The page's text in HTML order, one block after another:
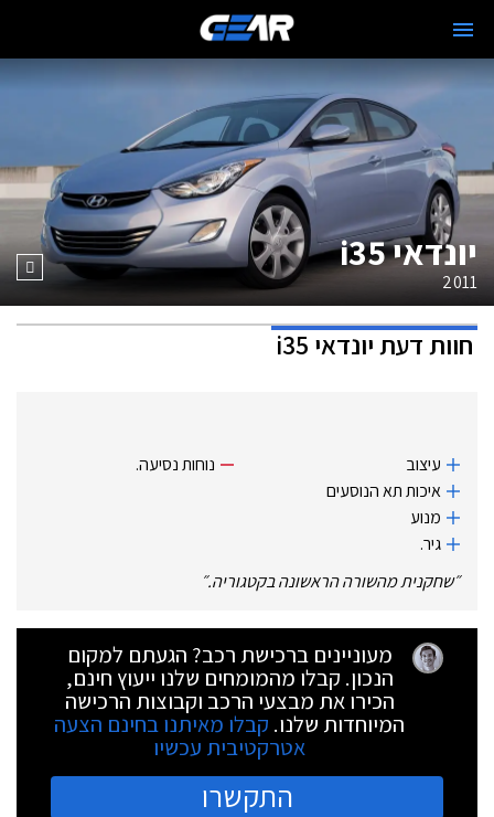
יונדאי i35
2011
חוות דעתיונדאי i35
עיצוב
איכות תא הנוסעים
מנוע
גיר.
נוחות נסיעה.
״שחקנית מהשורה הראשונה בקטגוריה.״
מעוניינים ברכישת רכב? הגעתם למקום
הנכון. קבלו מהמומחים שלנו ייעוץ חינם,
הכירו את מבצעי הרכב וקבוצות הרכישה
המיוחדות שלנו. קבלו מאיתנו בחינם הצעה
אטרקטיבית עכשיו
התקשרו